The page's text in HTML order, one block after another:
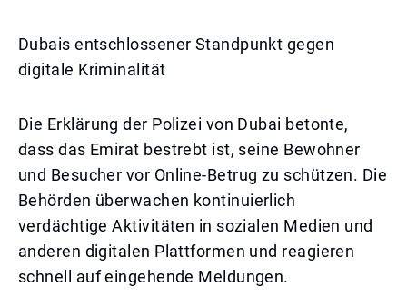
Dubais entschlossener Standpunkt gegen
digitale Kriminalität
Die Erklärung der Polizei von Dubai betonte,
dass das Emirat bestrebt ist, seine Bewohner
und Besucher vor Online-Betrug zu schützen. Die
Behörden überwachen kontinuierlich
verdächtige Aktivitäten in sozialen Medien und
anderen digitalen Plattformen und reagieren
schnell auf eingehende Meldungen.